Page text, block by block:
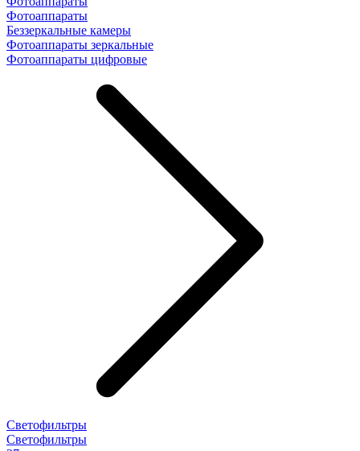
Фотоаппараты
Беззеркальные камеры
Фотоаппараты зеркальные
Фотоаппараты цифровые
Светофильтры
Светофильтры